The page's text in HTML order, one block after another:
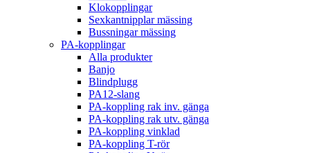
Klokopplingar
Sexkantnipplar mässing
Bussningar mässing
PA-kopplingar
Alla produkter
Banjo
Blindplugg
PA12-slang
PA-koppling rak inv. gänga
PA-koppling rak utv. gänga
PA-koppling vinklad
PA-koppling T-rör